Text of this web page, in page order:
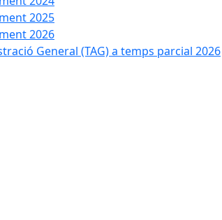
2025
2026
General (TAG) a temps parcial 2026